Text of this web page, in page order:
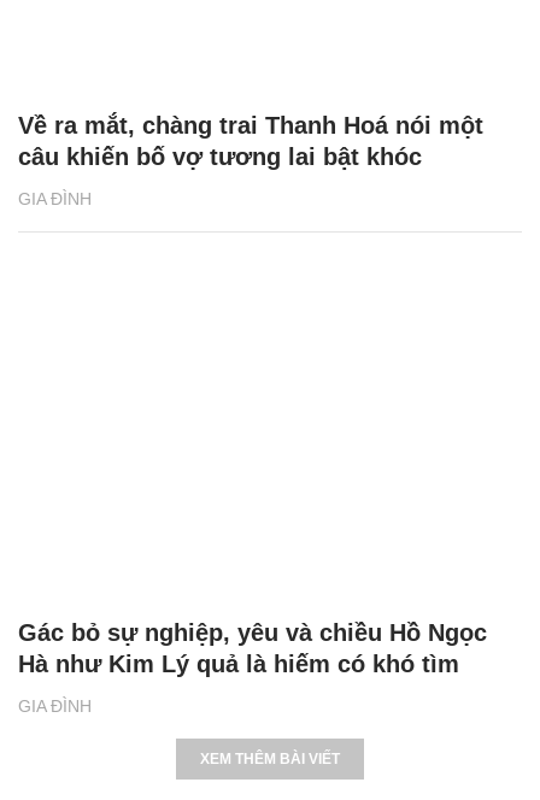
GIA ĐÌNH
Về ra mắt, chàng trai Thanh Hoá nói một
câu khiến bố vợ tương lai bật khóc
GIA ĐÌNH
Gác bỏ sự nghiệp, yêu và chiều Hồ Ngọc
Hà như Kim Lý quả là hiếm có khó tìm
XEM THÊM BÀI VIẾT